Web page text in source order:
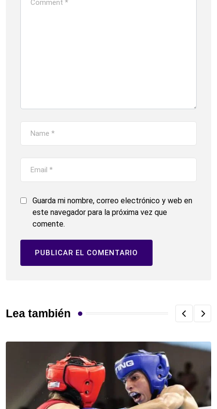
Guarda mi nombre, correo electrónico y web en
este navegador para la próxima vez que
comente.
Lea también